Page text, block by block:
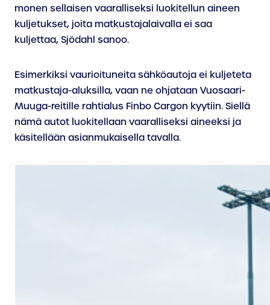
monen sellaisen vaaralliseksi luokitellun aineen
kuljetukset, joita matkustajalaivalla ei saa
kuljettaa, Sjödahl sanoo.
Esimerkiksi vaurioituneita sähköautoja ei kuljeteta
matkustaja-aluksilla, vaan ne ohjataan Vuosaari-
Muuga-reitille rahtialus Finbo Cargon kyytiin. Siellä
nämä autot luokitellaan vaaralliseksi aineeksi ja
käsitellään asianmukaisella tavalla.